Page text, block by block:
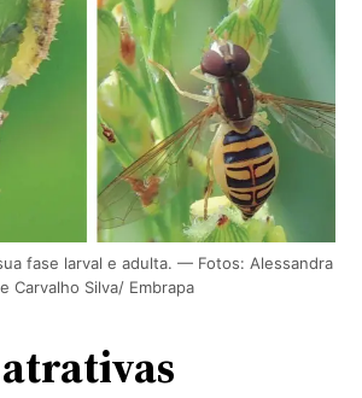
fase larval e adulta. — Fotos: Alessandra
Carvalho Silva/ Embrapa